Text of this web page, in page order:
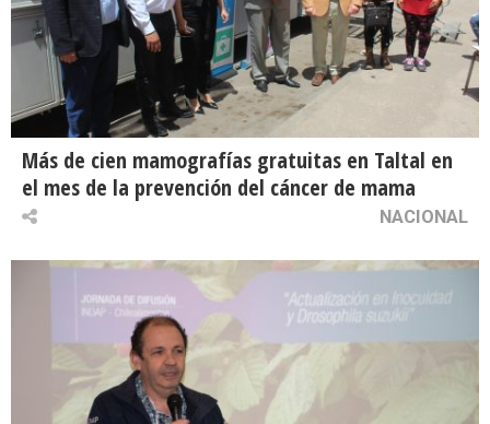
Más de cien mamografías gratuitas en Taltal en
el mes de la prevención del cáncer de mama
NACIONAL